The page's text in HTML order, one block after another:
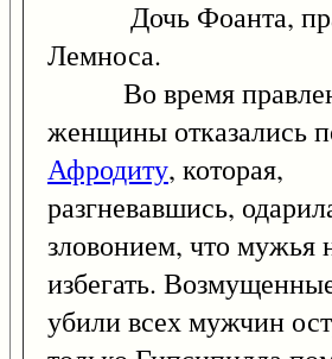
Дочь Фоанта,
Лемноса.
Во время
женщины отказались
Афродиту, которая,
разгневавшись,
зловонием, что мужья
избегать.
убили всех мужчин